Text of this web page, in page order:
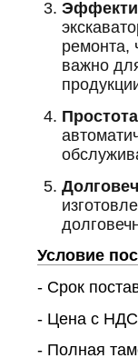
ремонта,
важно
Условие
- Срок
- Цена с
- Полная